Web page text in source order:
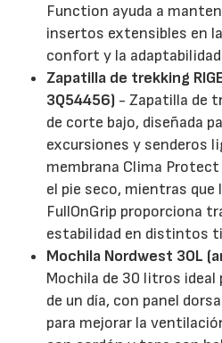
Function ayuda a
insertos extensibles en
confort y la
Zapatilla de trekking
3Q54456) - Zapatilla de
de corte bajo, diseñada
excursiones y senderos
membrana Clima
el pie seco, mientras que
FullOnGrip proporciona
estabilidad en distintos
Mochila Nordwest 30L
Mochila de 30 litros ideal
de un día, con panel
para mejorar la